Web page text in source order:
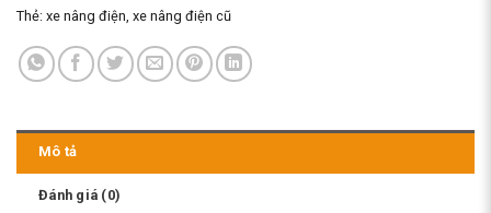
Thẻ: xe nâng điện xe nâng điện cũ
Mô tả
Đánh giá (0)